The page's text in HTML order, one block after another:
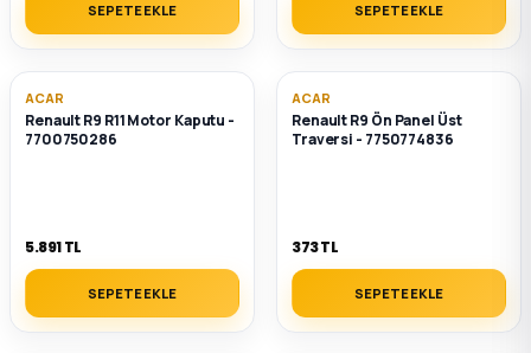
SEPETE EKLE SEPETE EKLE
ACAR
Renault R9 R11 Motor Kaputu -
7700750286
5.891 TL
SEPETE EKLE
ACAR
Renault R9 Ön Panel Üst
Traversi - 7750774836
373 TL
SEPETE EKLE